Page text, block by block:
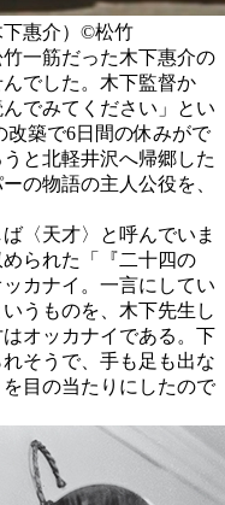
下惠介）©️松竹
一筋だった木下惠介の
でした。木下監督か
でみてください」とい
改築で6日間の休みがで
と北軽井沢へ帰郷した
の物語の主人公役を、
〈天才〉と呼んでいま
られた「『二十四の
カナイ。一言にしてい
うものを、木下先生し
オッカナイである。下
そうで、手も足も出な
目の当たりにしたので